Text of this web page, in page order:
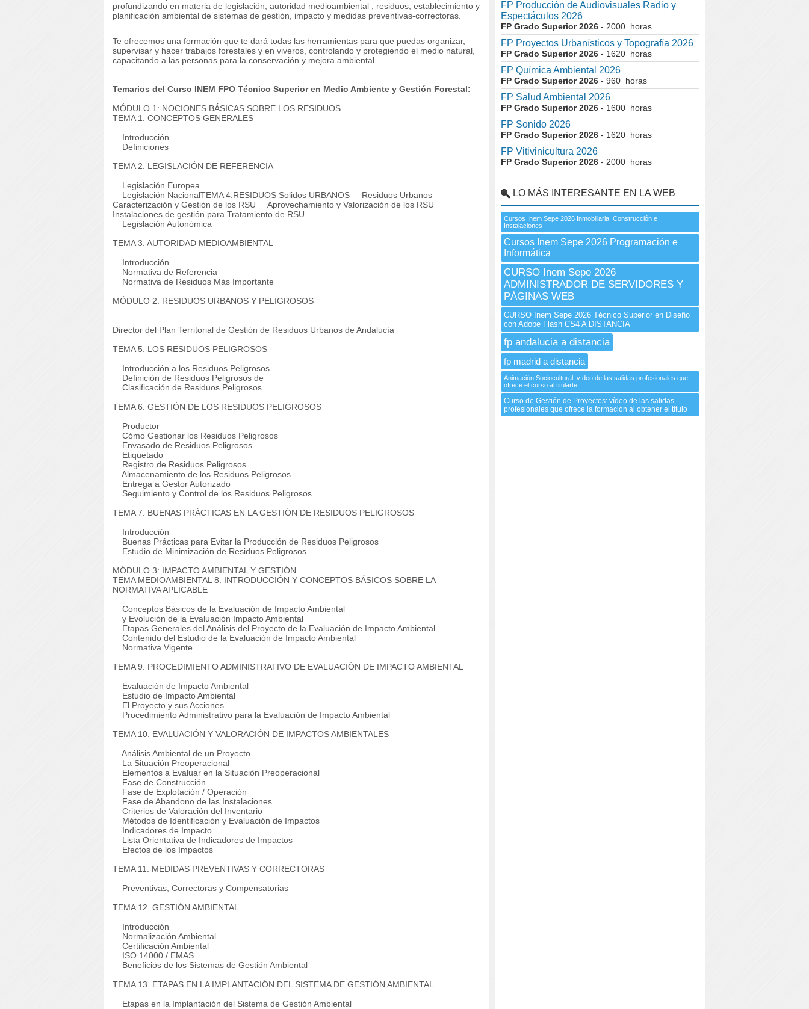
profundizando en materia de legislación, autoridad medioambiental , residuos, establecimiento y
planificación ambiental de sistemas de gestión, impacto y medidas preventivas-correctoras.
Te ofrecemos una formación que te dará todas las herramientas para que puedas organizar,
super­visar y hacer trabajos forestales y en viveros, controlando y protegiendo el medio natural,
capacitando a las personas para la conservación y mejora ambiental.
Temarios del Curso INEM FPO Técnico Superior en Medio Ambiente y Gestión Forestal:
MÓDULO 1: NOCIONES BÁSICAS SOBRE LOS RESIDUOS
TEMA 1. CONCEPTOS GENERALES
Introducción
Definiciones
TEMA 2. LEGISLACIÓN DE REFERENCIA
Legislación Europea
Legislación NacionalTEMA 4.RESIDUOS Solidos URBANOS
Residuos Urbanos
Caracterización y Gestión de los RSU
Aprovechamiento y Valorización de los RSU
Instalaciones de gestión para Tratamiento de RSU
Legislación Autonómica
TEMA 3. AUTORIDAD MEDIOAMBIENTAL
Introducción
Normativa de Referencia
Normativa de Residuos Más Importante
MÓDULO 2: RESIDUOS URBANOS Y PELIGROSOS
Director del Plan Territorial de Gestión de Residuos Urbanos de Andalucía
TEMA 5. LOS RESIDUOS PELIGROSOS
Introducción a los Residuos Peligrosos
Definición de Residuos Peligrosos de
Clasificación de Residuos Peligrosos
TEMA 6. GESTIÓN DE LOS RESIDUOS PELIGROSOS
Productor
Cómo Gestionar los Residuos Peligrosos
Envasado de Residuos Peligrosos
Etiquetado
Registro de Residuos Peligrosos
Almacenamiento de los Residuos Peligrosos
Entrega a Gestor Autorizado
Seguimiento y Control de los Residuos Peligrosos
TEMA 7. BUENAS PRÁCTICAS EN LA GESTIÓN DE RESIDUOS PELIGROSOS
Introducción
Buenas Prácticas para Evitar la Producción de Residuos Peligrosos
Estudio de Minimización de Residuos Peligrosos
MÓDULO 3: IMPACTO AMBIENTAL Y GESTIÓN
TEMA MEDIOAMBIENTAL 8. INTRODUCCIÓN Y CONCEPTOS BÁSICOS SOBRE LA
NORMATIVA APLICABLE
Conceptos Básicos de la Evaluación de Impacto Ambiental
y Evolución de la Evaluación Impacto Ambiental
Etapas Generales del Análisis del Proyecto de la Evaluación de Impacto Ambiental
Contenido del Estudio de la Evaluación de Impacto Ambiental
Normativa Vigente
TEMA 9. PROCEDIMIENTO ADMINISTRATIVO DE EVALUACIÓN DE IMPACTO AMBIENTAL
Evaluación de Impacto Ambiental
Estudio de Impacto Ambiental
El Proyecto y sus Acciones
Procedimiento Administrativo para la Evaluación de Impacto Ambiental
TEMA 10. EVALUACIÓN Y VALORACIÓN DE IMPACTOS AMBIENTALES
Análisis Ambiental de un Proyecto
La Situación Preoperacional
Elementos a Evaluar en la Situación Preoperacional
Fase de Construcción
Fase de Explotación / Operación
Fase de Abandono de las Instalaciones
Criterios de Valoración del Inventario
Métodos de Identificación y Evaluación de Impactos
Indicadores de Impacto
Lista Orientativa de Indicadores de Impactos
Efectos de los Impactos
TEMA 11. MEDIDAS PREVENTIVAS Y CORRECTORAS
Preventivas, Correctoras y Compensatorias
TEMA 12. GESTIÓN AMBIENTAL
Introducción
Normalización Ambiental
Certificación Ambiental
ISO 14000 / EMAS
Beneficios de los Sistemas de Gestión Ambiental
TEMA 13. ETAPAS EN LA IMPLANTACIÓN DEL SISTEMA DE GESTIÓN AMBIENTAL
Etapas en la Implantación del Sistema de Gestión Ambiental
FP Producción de Audiovisuales Radio y
Espectáculos 2026
FP Grado Superior 2026 - 2000 horas
FP Proyectos Urbanísticos y Topografía 2026
FP Grado Superior 2026 - 1620 horas
FP Química Ambiental 2026
FP Grado Superior 2026 - 960 horas
FP Salud Ambiental 2026
FP Grado Superior 2026 - 1600 horas
FP Sonido 2026
FP Grado Superior 2026 - 1620 horas
FP Vitivinicultura 2026
FP Grado Superior 2026 - 2000 horas
LO MÁS INTERESANTE EN LA WEB
Cursos Inem Sepe 2026 Inmobiliaria, Construcción e
Instalaciones
Cursos Inem Sepe 2026 Programación e
Informática
CURSO Inem Sepe 2026
ADMINISTRADOR DE SERVIDORES Y
PÁGINAS WEB
CURSO Inem Sepe 2026 Técnico Superior en Diseño
con Adobe Flash CS4 A DISTANCIA
fp andalucia a distancia
fp madrid a distancia
Animación Sociocultural: vídeo de las salidas profesionales que
ofrece el curso al titularte
Curso de Gestión de Proyectos: vídeo de las salidas
profesionales que ofrece la formación al obtener el título